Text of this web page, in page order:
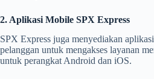
2. Aplikasi Mobile SPX Express
SPX Express juga menyediakan
pelanggan untuk mengakses layanan
untuk perangkat Android dan iOS.